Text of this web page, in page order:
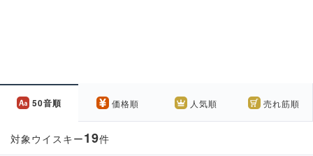
50音順 価格順 人気順 売れ筋順
対象ウイスキー19件